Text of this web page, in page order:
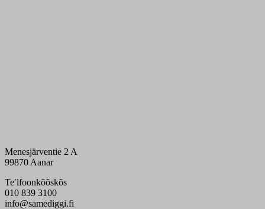
Menesjärventie 2 A
99870 Aanar
Teʹlfoonkõõskõs
010 839 3100
info@samediggi.fi